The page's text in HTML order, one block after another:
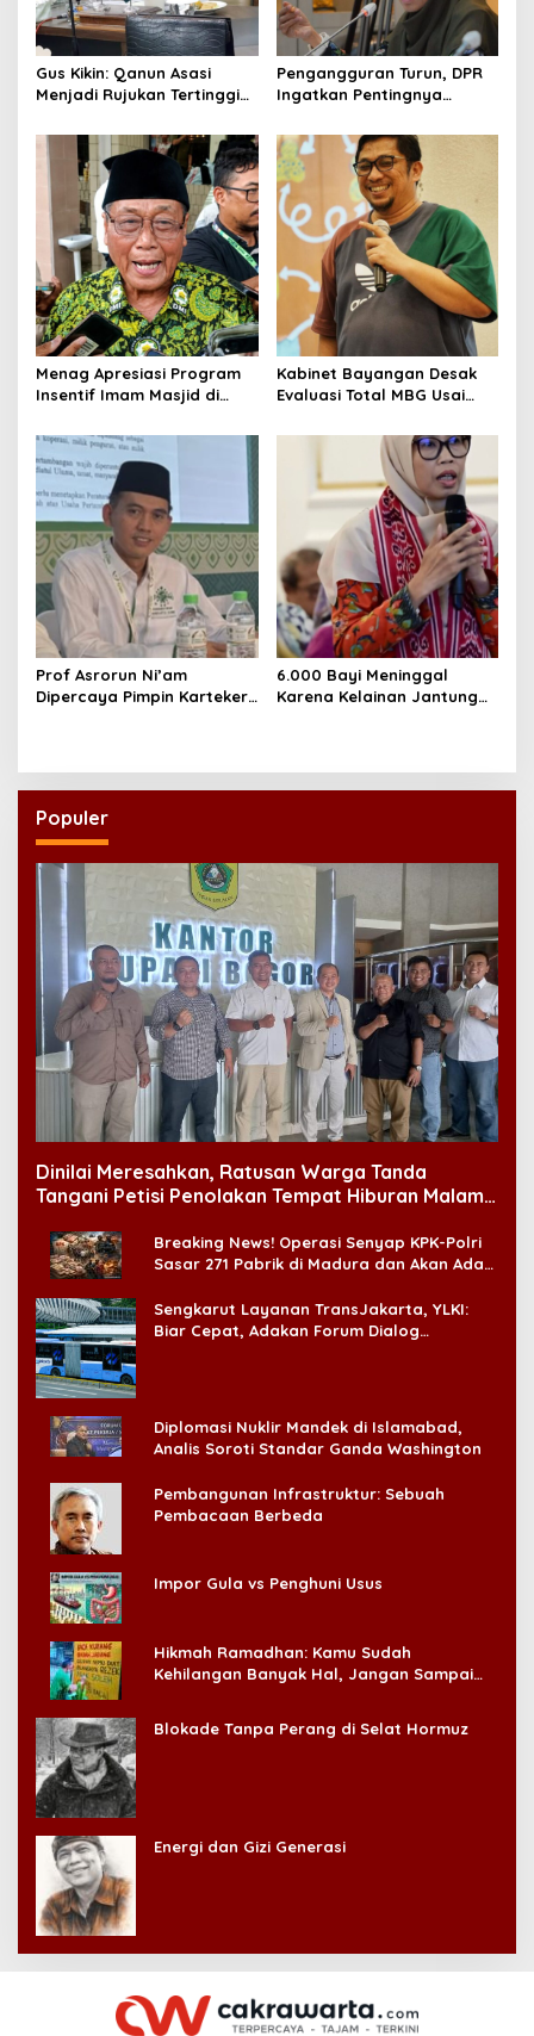
Gus Kikin: Qanun Asasi
Menjadi Rujukan Tertinggi
Pengangguran Turun, DPR
Ingatkan Pentingnya
yang Layak
Menag Apresiasi Program
Insentif Imam Masjid di
Model Nasional
Kabinet Bayangan Desak
Evaluasi Total MBG Usai
Massal
Prof Asrorun Ni’am
Dipercaya Pimpin Karteker
6.000 Bayi Meninggal
Karena Kelainan Jantung
Populer
Dinilai Meresahkan, Ratusan Warga Tanda
Tangani Petisi Penolakan Tempat Hiburan Malam
Breaking News! Operasi Senyap KPK-Polri
Sasar 271 Pabrik di Madura dan Akan Ada
Sengkarut Layanan TransJakarta, YLKI:
Biar Cepat, Adakan Forum Dialog
Diplomasi Nuklir Mandek di Islamabad,
Analis Soroti Standar Ganda Washington
Pembangunan Infrastruktur: Sebuah
Pembacaan Berbeda
Impor Gula vs Penghuni Usus
Hikmah Ramadhan: Kamu Sudah
Kehilangan Banyak Hal, Jangan Sampai
Blokade Tanpa Perang di Selat Hormuz
Energi dan Gizi Generasi